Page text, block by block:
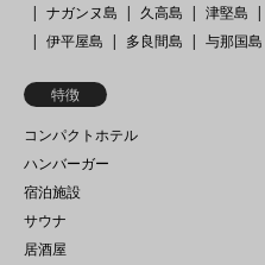
ナガンヌ島
久高島 津堅島
伊平屋島
多良間島 与那国島
特徴
コンパクトホテル
ハンバーガー
宿泊施設
サウナ
居酒屋